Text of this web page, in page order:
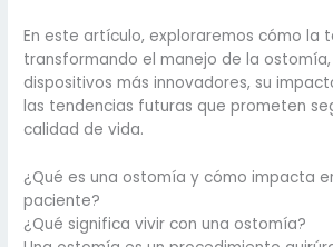
En este artículo, exploraremos cómo la
transformando el manejo de la
dispositivos más innovadores, su
las tendencias futuras que prometen
calidad de vida.
¿Qué es una ostomía y cómo impacta
paciente?
¿Qué significa vivir con una ostomía?